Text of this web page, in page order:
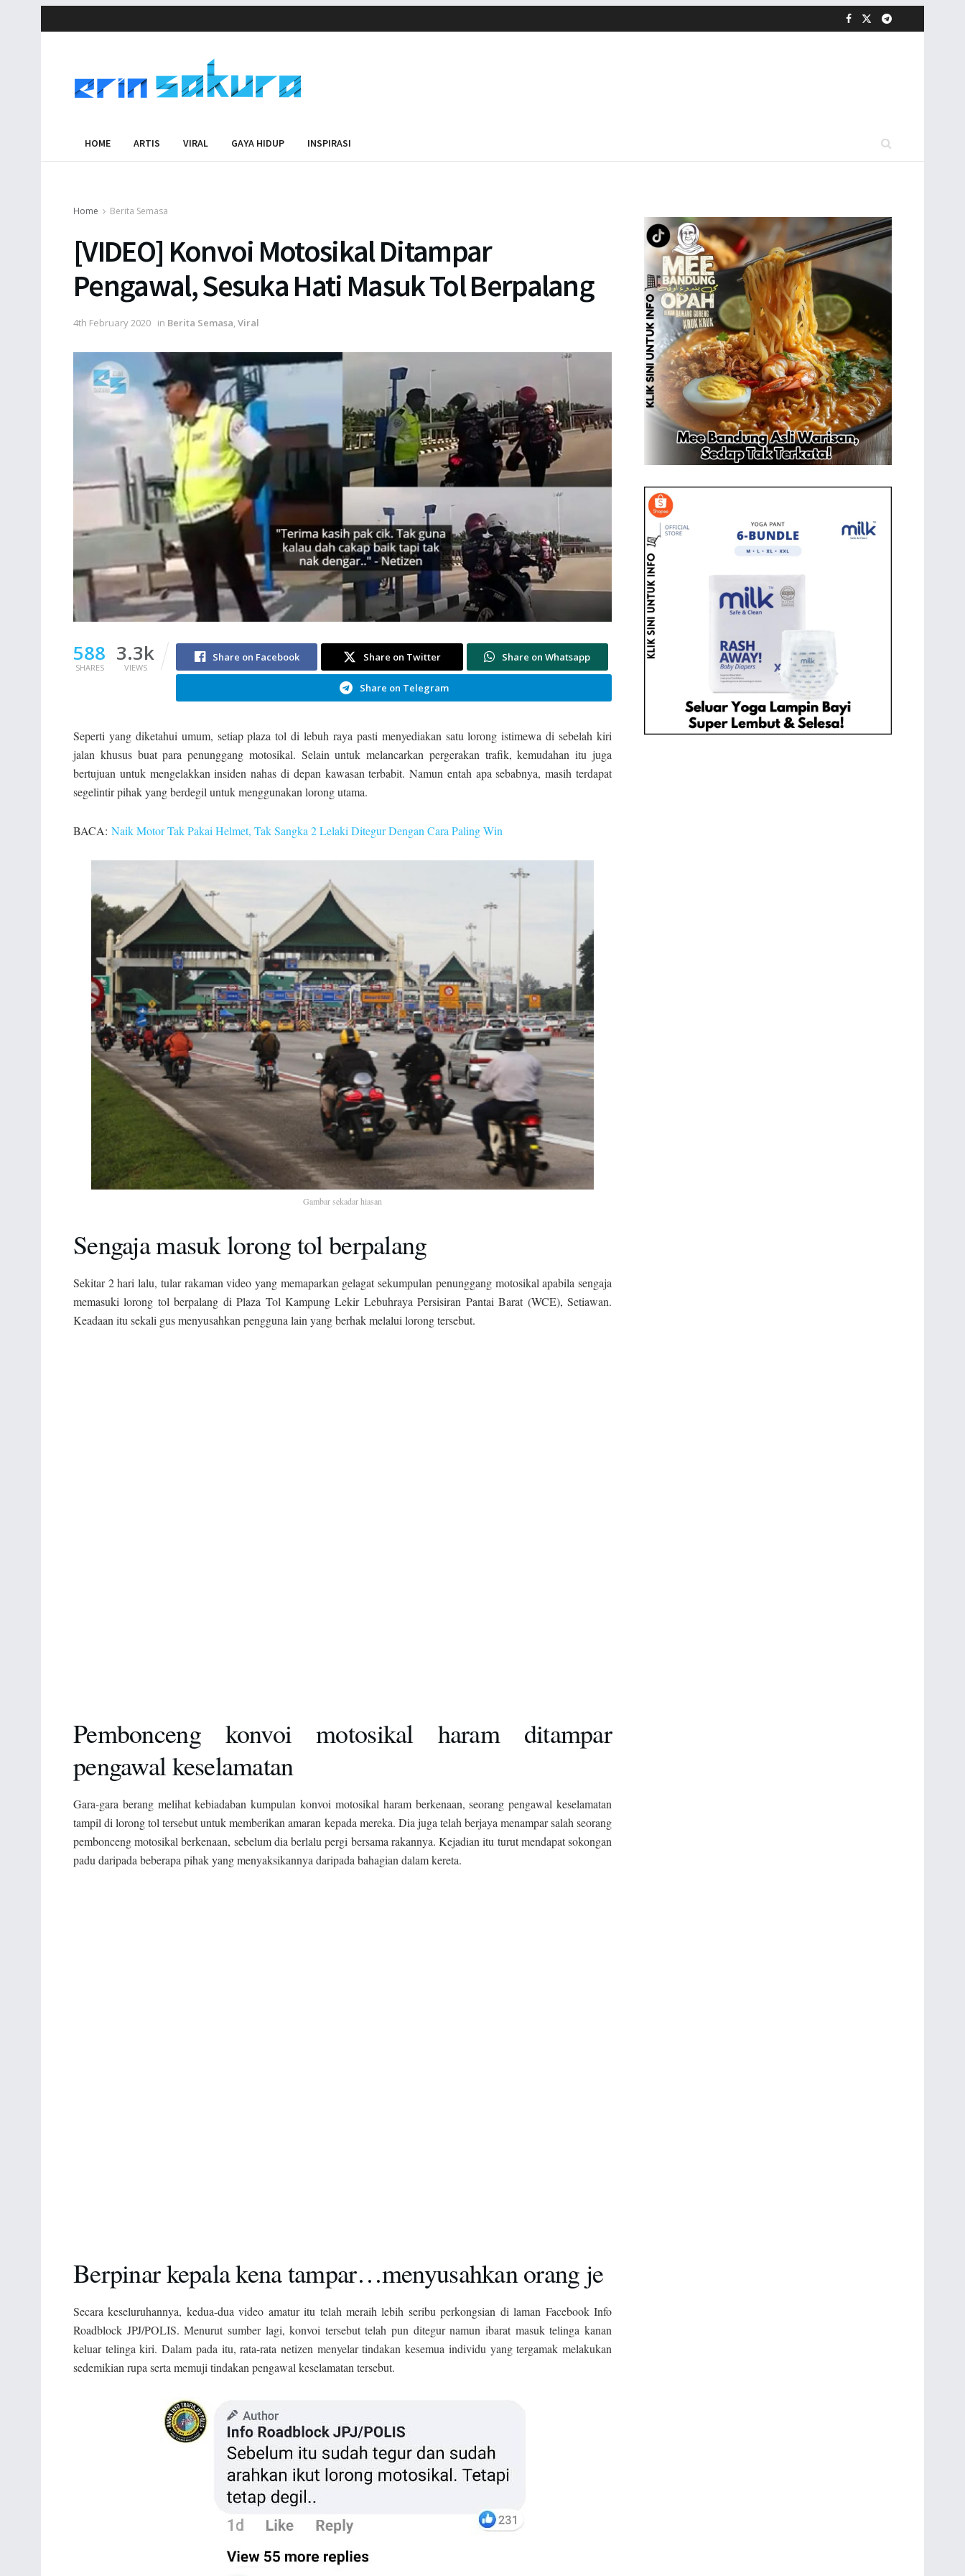
HOME ARTIS VIRAL GAYA HIDUP INSPIRASI
Home Berita Semasa
[VIDEO] Konvoi Motosikal Ditampar
Pengawal, Sesuka Hati Masuk Tol Berpalang
4th February 2020 in Berita Semasa,Viral
588
SHARES
3.3k
VIEWS
Share on Facebook Share on Twitter Share on Whatsapp
Share on Telegram
Seperti yang diketahui umum, setiap plaza tol di lebuh raya pasti menyediakan satu lorong istimewa di sebelah kiri
jalan khusus buat para penunggang motosikal. Selain untuk melancarkan pergerakan trafik, kemudahan itu juga
bertujuan untuk mengelakkan insiden nahas di depan kawasan terbabit. Namun entah apa sebabnya, masih terdapat
segelintir pihak yang berdegil untuk menggunakan lorong utama.
BACA: Naik Motor Tak Pakai Helmet, Tak Sangka 2 Lelaki Ditegur Dengan Cara Paling Win
Gambar sekadar hiasan
Sengaja masuk lorong tol berpalang
Sekitar 2 hari lalu, tular rakaman video yang memaparkan gelagat sekumpulan penunggang motosikal apabila sengaja
memasuki lorong tol berpalang di Plaza Tol Kampung Lekir Lebuhraya Persisiran Pantai Barat (WCE), Setiawan.
Keadaan itu sekali gus menyusahkan pengguna lain yang berhak melalui lorong tersebut.
Pembonceng konvoi motosikal haram ditampar
pengawal keselamatan
Gara-gara berang melihat kebiadaban kumpulan konvoi motosikal haram berkenaan, seorang pengawal keselamatan
tampil di lorong tol tersebut untuk memberikan amaran kepada mereka. Dia juga telah berjaya menampar salah seorang
pembonceng motosikal berkenaan, sebelum dia berlalu pergi bersama rakannya. Kejadian itu turut mendapat sokongan
padu daripada beberapa pihak yang menyaksikannya daripada bahagian dalam kereta.
Berpinar kepala kena tampar…menyusahkan orang je
Secara keseluruhannya, kedua-dua video amatur itu telah meraih lebih seribu perkongsian di laman Facebook Info
Roadblock JPJ/POLIS. Menurut sumber lagi, konvoi tersebut telah pun ditegur namun ibarat masuk telinga kanan
keluar telinga kiri. Dalam pada itu, rata-rata netizen menyelar tindakan kesemua individu yang tergamak melakukan
sedemikian rupa serta memuji tindakan pengawal keselamatan tersebut.